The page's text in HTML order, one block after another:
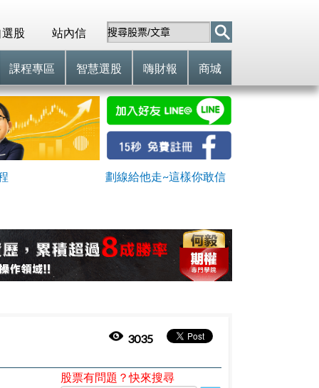
站內信
選股
課程專區 智慧選股 嗨財報 商城
劃線給他走~這樣你敢信
3035
股票有問題？快來搜尋